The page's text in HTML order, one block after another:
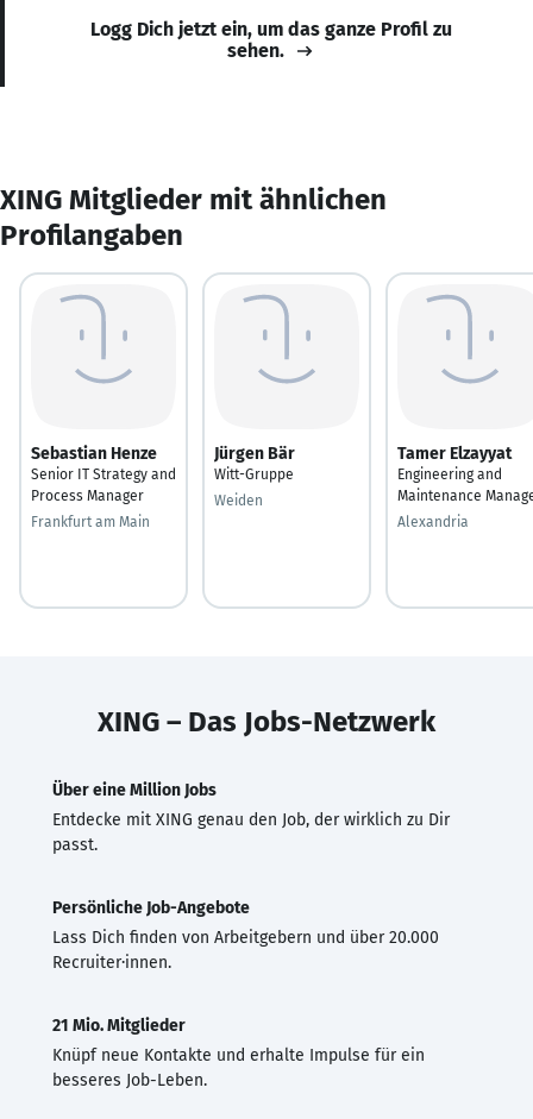
Logg Dich jetzt ein, um das ganze Profil zu
sehen.
XING Mitglieder mit ähnlichen
Profilangaben
Sebastian Henze
Senior IT Strategy and
Process Manager
Frankfurt am Main
Jürgen Bär
Witt-Gruppe
Weiden
Tamer Elzayyat
Engineering and
Maintenance
Alexandria
XING – Das Jobs-Netzwerk
Über eine Million Jobs
Entdecke mit XING genau den Job, der wirklich zu Dir
passt.
Persönliche Job-Angebote
Lass Dich finden von Arbeitgebern und über 20.000
Recruiter·innen.
21 Mio. Mitglieder
Knüpf neue Kontakte und erhalte Impulse für ein
besseres Job-Leben.